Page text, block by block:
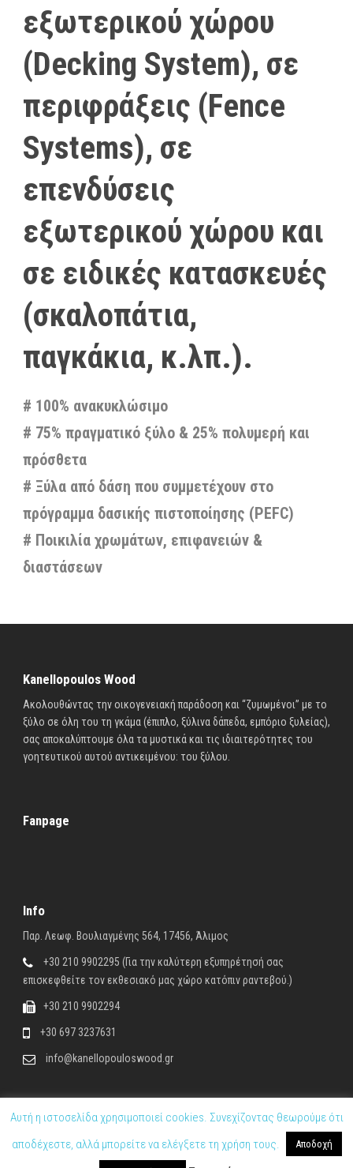
εξωτερικού χώρου
(Decking System), σε
περιφράξεις (Fence
Systems), σε
επενδύσεις
εξωτερικού χώρου και
σε ειδικές κατασκευές
(σκαλοπάτια,
παγκάκια, κ.λπ.).
# 100% ανακυκλώσιμο
# 75% πραγματικό ξύλο & 25% πολυμερή και
πρόσθετα
# Ξύλα από δάση που συμμετέχουν στο
πρόγραμμα δασικής πιστοποίησης (PEFC)
# Ποικιλία χρωμάτων, επιφανειών &
διαστάσεων
Kanellopoulos Wood
Ακολουθώντας την οικογενειακή παράδοση και “ζυμωμένοι” με το
ξύλο σε όλη του τη γκάμα (έπιπλο, ξύλινα δάπεδα, εμπόριο ξυλείας),
σας αποκαλύπτουμε όλα τα μυστικά και τις ιδιαιτερότητες του
γοητευτικού αυτού αντικειμένου: του ξύλου.
Fanpage
Info
Παρ. Λεωφ. Βουλιαγμένης 564, 17456, Άλιμος
+30 210 9902295 (Για την καλύτερη εξυπηρέτησή σας
επισκεφθείτε τον εκθεσιακό μας χώρο κατόπιν ραντεβού.)
+30 210 9902294
+30 697 3237631
info@kanellopouloswood.gr
© Kanellopoulos Wood | Όροι χρήσης Προσωπικά δεδομένα|
Αυτή η ιστοσελίδα χρησιμοποιεί cookies. Συνεχίζοντας θεωρούμε ότι
αποδέχεστε, αλλά μπορείτε να ελέγξετε τη χρήση τους.
Αποδοχή